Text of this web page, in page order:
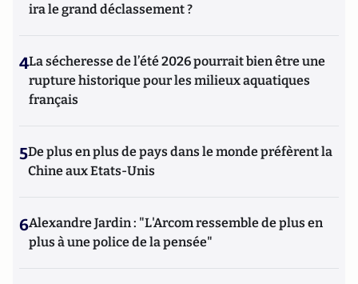
ira le grand déclassement ?
4La sécheresse de l’été 2026 pourrait bien être une
rupture historique pour les milieux aquatiques
français
5De plus en plus de pays dans le monde préfèrent la
Chine aux Etats-Unis
6Alexandre Jardin : "L'Arcom ressemble de plus en
plus à une police de la pensée"